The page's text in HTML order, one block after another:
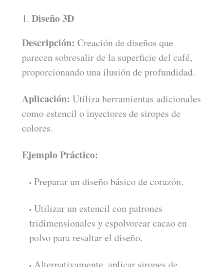
Diseño 3D
Descripción: Creación de diseños que
parecen sobresalir de la superficie del café,
proporcionando una ilusión de profundidad.
Aplicación: Utiliza herramientas adicionales
como estencil o inyectores de siropes de
colores.
Ejemplo Práctico:
Preparar un diseño básico de corazón.
Utilizar un estencil con patrones
tridimensionales y espolvorear cacao en
polvo para resaltar el diseño.
Alternativamente, aplicar siropes de